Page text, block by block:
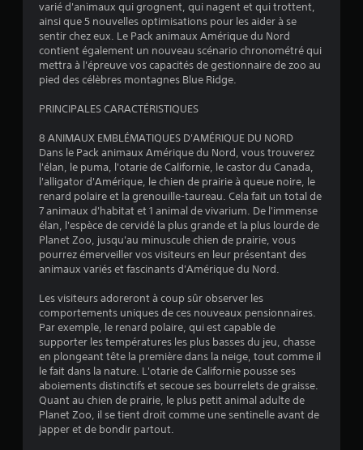
4
1
é
t
o
i
e
s
s
u
r
varié d'animaux qui grognent, qui nagent et qui trottent,
ainsi que 5 nouvelles optimisations pour les aider à se
sentir chez eux. Le Pack animaux Amérique du Nord
contient également un nouveau scénario chronométré qui
mettra à l'épreuve vos capacités de gestionnaire de zoo au
pied des célèbres montagnes Blue Ridge.
PRINCIPALES CARACTÉRISTIQUES
8 ANIMAUX EMBLÉMATIQUES D'AMÉRIQUE DU NORD
Dans le Pack animaux Amérique du Nord, vous trouverez
l'élan, le puma, l'otarie de Californie, le castor du Canada,
l'alligator d'Amérique, le chien de prairie à queue noire, le
renard polaire et la grenouille-taureau. Cela fait un total de
7 animaux d'habitat et 1 animal de vivarium. De l'immense
élan, l'espèce de cervidé la plus grande et la plus lourde de
Planet Zoo, jusqu'au minuscule chien de prairie, vous
pourrez émerveiller vos visiteurs en leur présentant des
animaux variés et fascinants d'Amérique du Nord.
Les visiteurs adoreront à coup sûr observer les
comportements uniques de ces nouveaux pensionnaires.
Par exemple, le renard polaire, qui est capable de
supporter les températures les plus basses du jeu, chasse
en plongeant tête la première dans la neige, tout comme il
le fait dans la nature. L'otarie de Californie pousse ses
aboiements distinctifs et secoue ses bourrelets de graisse.
Quant au chien de prairie, le plus petit animal adulte de
Planet Zoo, il se tient droit comme une sentinelle avant de
japper et de bondir partout.